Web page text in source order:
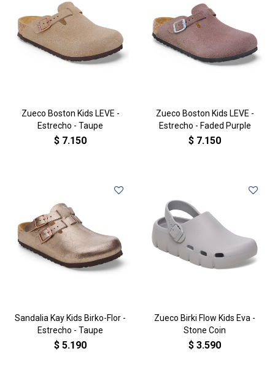
Zueco Boston Kids LEVE -
Estrecho - Taupe
$ 7.150
Zueco Boston Kids LEVE -
Estrecho - Faded Purple
$ 7.150
Sandalia Kay Kids Birko-Flor -
Estrecho - Taupe
$ 5.190
Zueco Birki Flow Kids Eva -
Stone Coin
$ 3.590